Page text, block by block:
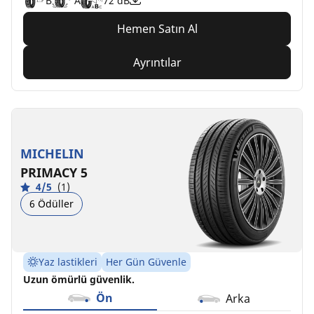
Hemen Satın Al
Ayrıntılar
MICHELIN
PRIMACY 5
4/5 (1)
6 Ödüller
Yaz lastikleri
Her Gün Güvenle
Uzun ömürlü güvenlik.
Ön Arka